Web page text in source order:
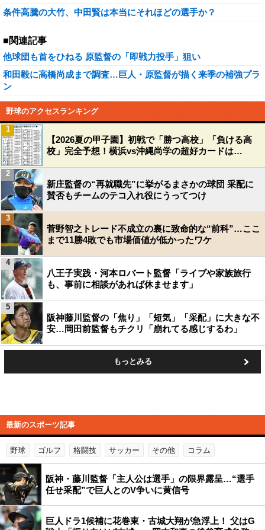
条件高騰の大竹、中田賢は本当にそれほどの選手か？
■関連記事
他球団も首をひねる 原監督の「即戦力投手」狙い
和田毅に高橋尚成まで調査…巨人・原監督が描く来季の補強プラ
ン
野球のアクセスランキング
【2026夏の甲子園】初戦で「勝つ高校」「負ける高
校」完全予想！横浜vs沖縄尚学の超好カードは…
1
新庄監督の“再就職先”に挙がるまさかの球団 采配に
賛否もチームのテコ入れ役にうってつけ
2
菅野智之トレード不成立の裏に致命的な“前科”…ここ
まで11勝4敗でも市場価値が低かったワケ
3
八王子実践・河本ロバート監督「ライブや家族旅行
も、事前に相談があれば休ませます」
4
阪神藤川監督の「焦り」「短気」「采配」に大きな不
安…岡田前監督もチクリ「崩れてる感じするわ」
5
もっとみる
最新のスポーツ記事
野球 ゴルフ 格闘技 サッカー その他 コラム
阪神・藤川監督「主人公は選手」の限界露呈…“選手
任せ采配”で巨人とのV争いに黄信号
巨人ドラ1候補に花巻東・古城大翔が急浮上！ 父はG